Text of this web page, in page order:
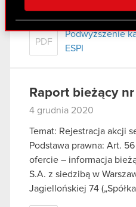
Partnerzy mogą
danymi otrzymanymi od
podczas korzystania z
Czytaj dalej
PDF
Podwyższenie
ESPI
Raport bieżący
4 grudnia 2020
Temat: Rejestracja akcji
Podstawa prawna: Art.
ofercie – informacja
S.A. z siedzibą w
Jagiellońskiej 74